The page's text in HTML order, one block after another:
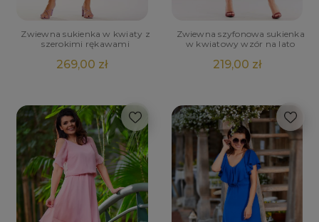
Zwiewna sukienka w kwiaty z
szerokimi rękawami
269,00 zł
Zwiewna szyfonowa sukienka
w kwiatowy wzór na lato
219,00 zł